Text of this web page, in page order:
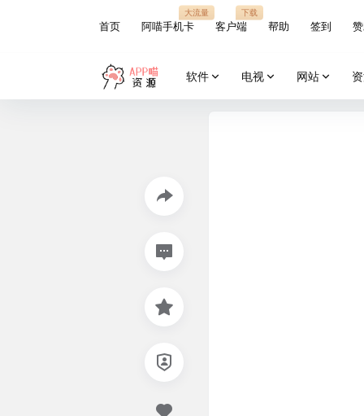
首页 阿喵手机卡
大流量
客户端
下载
帮助 签到
软件 电视 网站